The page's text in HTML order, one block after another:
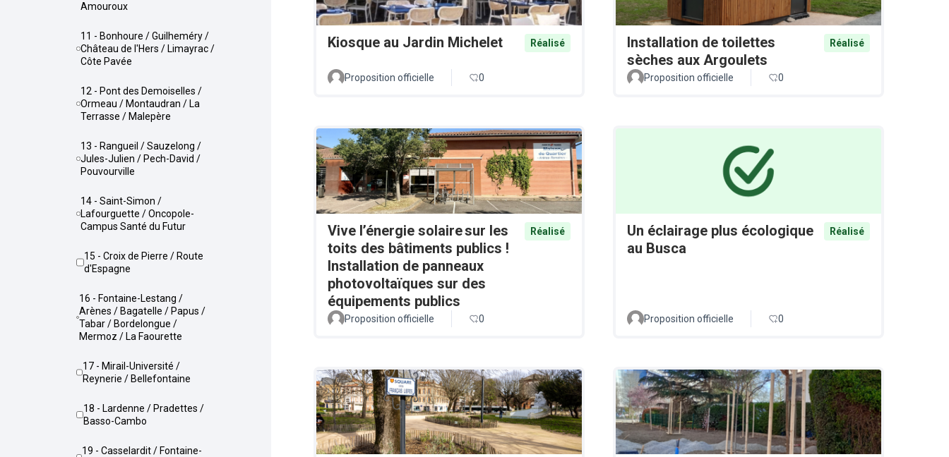
Amouroux
11 - Bonhoure / Guilheméry /
Château de l'Hers / Limayrac /
Côte Pavée
12 - Pont des Demoiselles /
Ormeau / Montaudran / La
Terrasse / Malepère
13 - Rangueil / Sauzelong /
Jules-Julien / Pech-David /
Pouvourville
14 - Saint-Simon /
Lafourguette / Oncopole-
Campus Santé du Futur
15 - Croix de Pierre / Route
d'Espagne
16 - Fontaine-Lestang /
Arènes / Bagatelle / Papus /
Tabar / Bordelongue /
Mermoz / La Faourette
17 - Mirail-Université /
Reynerie / Bellefontaine
18 - Lardenne / Pradettes /
Basso-Cambo
19 - Casselardit / Fontaine-
Kiosque au Jardin Michelet Réalisé
Proposition officielle 0
Installation de toilettes
sèches aux Argoulets
Réalisé
Proposition officielle 0
Vive l’énergie solaire sur les
toits des bâtiments publics !
Installation de panneaux
photovoltaïques sur des
équipements publics
Réalisé
Proposition officielle 0
Un éclairage plus écologique
au Busca
Réalisé
Proposition officielle 0